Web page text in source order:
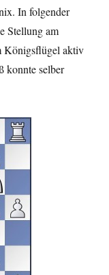
In folgender
Stellung am
Königsflügel aktiv
konnte selber